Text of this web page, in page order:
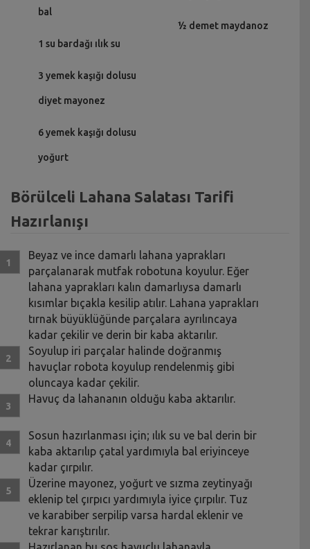
bal
1 su bardağı ılık su
3 yemek kaşığı dolusu
diyet mayonez
6 yemek kaşığı dolusu
yoğurt
½ demet maydanoz
Börülceli Lahana Salatası Tarifi
Hazırlanışı
Beyaz ve ince damarlı lahana yaprakları
parçalanarak mutfak robotuna koyulur. Eğer
lahana yaprakları kalın damarlıysa damarlı
kısımlar bıçakla kesilip atılır. Lahana yaprakları
tırnak büyüklüğünde parçalara ayrılıncaya
kadar çekilir ve derin bir kaba aktarılır.
Soyulup iri parçalar halinde doğranmış
havuçlar robota koyulup rendelenmiş gibi
oluncaya kadar çekilir.
Havuç da lahananın olduğu kaba aktarılır.
Sosun hazırlanması için; ılık su ve bal derin bir
kaba aktarılıp çatal yardımıyla bal eriyinceye
kadar çırpılır.
Üzerine mayonez, yoğurt ve sızma zeytinyağı
eklenip tel çırpıcı yardımıyla iyice çırpılır. Tuz
ve karabiber serpilip varsa hardal eklenir ve
tekrar karıştırılır.